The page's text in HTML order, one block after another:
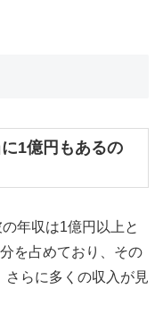
1億円もあるの
年収は1億円以上と
を占めており、その
らに多くの収入が見